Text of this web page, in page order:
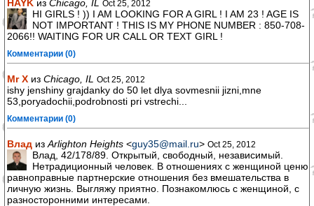
HAYK из Chicago, IL Oct 25, 2012
HI GIRLS ! )) I AM LOOKING FOR A GIRL ! I AM 23 ! AGE IS
NOT IMPORTANT ! THIS IS MY PHONE NUMBER : 850-708-
2066!! WAITING FOR UR CALL OR TEXT GIRL !
Комментарии (0)
Mr X из Chicago, IL Oct 25, 2012
ishy jenshiny grajdanky do 50 let dlya sovmesnii jizni,mne
53,poryadochii,podrobnosti pri vstrechi...
Комментарии (0)
Влад из Arlighton Heights <guy35@mail.ru> Oct 25, 2012
Влад, 42/178/89. Открытый, свободный, независимый.
Нетрадиционный человек. В отношениях с женщиной ценю
равноправные партнерские отношения без вмешательства в
личную жизнь. Выгляжу приятно. Познакомлюсь с женщиной, с
разносторонними интересами.